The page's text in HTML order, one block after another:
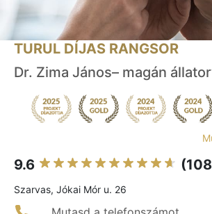
TURUL DÍJAS RANGSOR
Dr. Zima János– magán
9.6
Szarvas, Jókai Mór u. 26